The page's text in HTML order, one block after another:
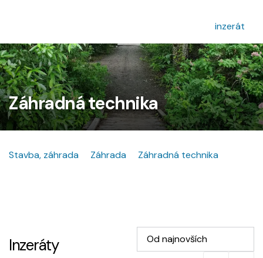
inzerát
Záhradná technika
Stavba, záhrada Záhrada Záhradná technika
Inzeráty Od najnovších